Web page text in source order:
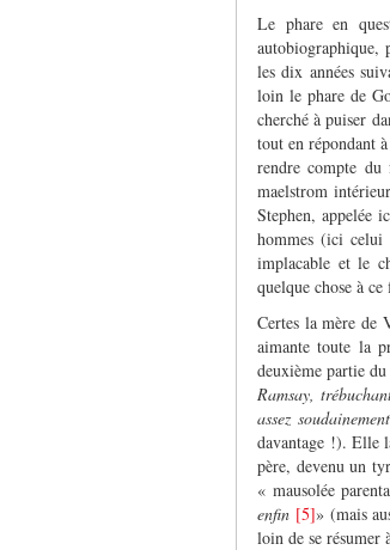
Le phare en
autobiographique,
les dix années
loin le phare de
cherché à puiser
tout en répondant
rendre compte
maelstrom
Stephen, appelée
hommes (ici
implacable et le
quelque chose à
Certes la mère de
aimante toute la
deuxième partie
Ramsay,
assez
davantage !). Elle
père, devenu un
« mausolée
enfin [5]» (mais
loin de se résumer